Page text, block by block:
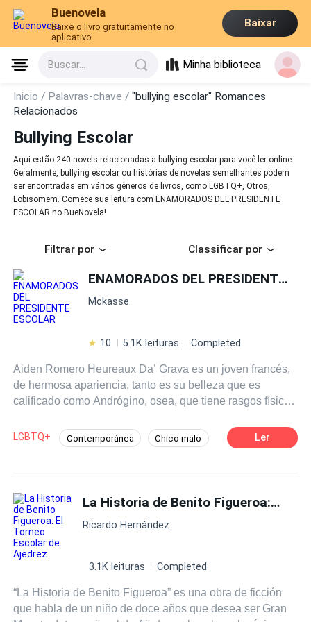
Buenovela
Baixe o livro gratuitamente no
aplicativo
Baixar
Buscar... Minha biblioteca
Inicio / Palavras-chave /"bullying escolar" Romances
Relacionados
Bullying Escolar
Aqui estão 240 novels relacionadas a bullying escolar para você ler online.
Geralmente, bullying escolar ou histórias de novelas semelhantes podem
ser encontradas em vários gêneros de livros, como LGBTQ+, Otros,
Lobisomem. Comece sua leitura com ENAMORADOS DEL PRESIDENTE
ESCOLAR no BueNovela!
Filtrar por Classificar por
ENAMORADOS DEL PRESIDENTE ESCOLAR
Mckasse
10 5.1K leituras Completed
Aiden Romero Heureaux Da’ Grava es un joven francés,
de hermosa apariencia, tanto es su belleza que es
calificado como Andrógino, osea, que tiene rasgos físicos
muy difícil, porque lo confundían a menudo con una niña.
Su pelo rubio largo añadía más delicadeza a su delicada
Reséndiz, un joven italiano de 19 años, atlético,
carismático, amante de la pintura y el buen vino, quien
fue enviado en contra de su voluntad, por sus padres
italianos a estudiar la misma carretera profesional en la
ciudad del amor (París), para que ayude a sus hermanas
derrochando dinero. En su primer encuentro, Hendricks
se enamora a primera vista de Aiden, a quien confunde
LGBTQ+ Contemporánea Chico malo Ler
La Historia de Benito Figueroa: El Torneo Escolar de Ajedrez
Ricardo Hernández
3.1K leituras Completed
“La Historia de Benito Figueroa” es una obra de ficción
que habla de un niño de doce años que desea ser Gran